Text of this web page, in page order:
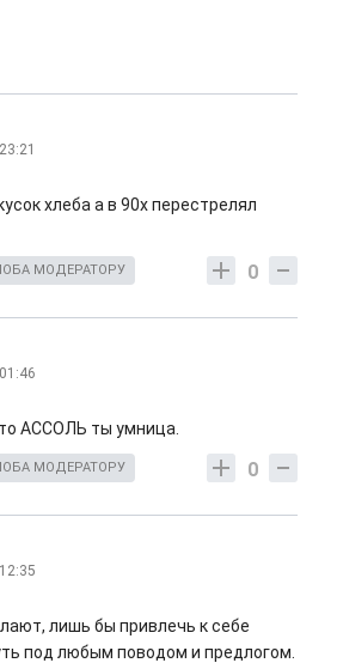
хлеба а в 90х перестрелял
0
МОДЕРАТОРУ
АССОЛЬ ты умница.
0
МОДЕРАТОРУ
лишь бы привлечь к себе
под любым поводом и предлогом.